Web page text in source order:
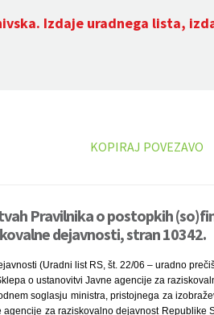
Izdaje uradnega lista,
KOPIRAJ POVEZAVO
Pravilnika o postopkih
dejavnosti, stran 10342.
(Uradni list RS, št. 22/06 – uradno
o ustanovitvi Javne agencije za
soglasju ministra, pristojnega za
za raziskovalno dejavnost Republike